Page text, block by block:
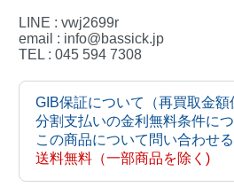
LINE : vwj2699r
email : info@bassick.jp
TEL : 045 594 7308
GIB保証について（再買取金
分割支払いの金利無料条件に
この商品について問い合わせる
送料無料（一部商品を除く)